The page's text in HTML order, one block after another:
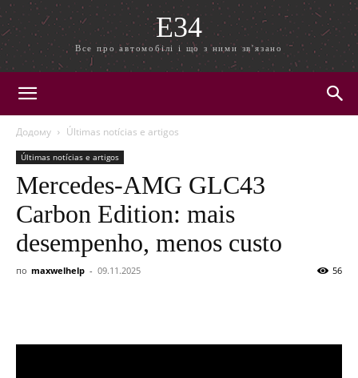
E34
Все про автомобілі і що з ними зв'язано
Додому Últimas notícias e artigos
Últimas notícias e artigos
Mercedes-AMG GLC43
Carbon Edition: mais
desempenho, menos custo
по maxwelhelp - 09.11.2025 56